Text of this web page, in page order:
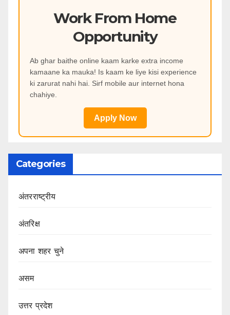
Work From Home
Opportunity
Ab ghar baithe online kaam karke extra income
kamaane ka mauka! Is kaam ke liye kisi experience
ki zarurat nahi hai. Sirf mobile aur internet hona
chahiye.
Apply Now
Categories
अंतरराष्ट्रीय
अंतरिक्ष
अपना शहर चुने
असम
उत्तर प्रदेश